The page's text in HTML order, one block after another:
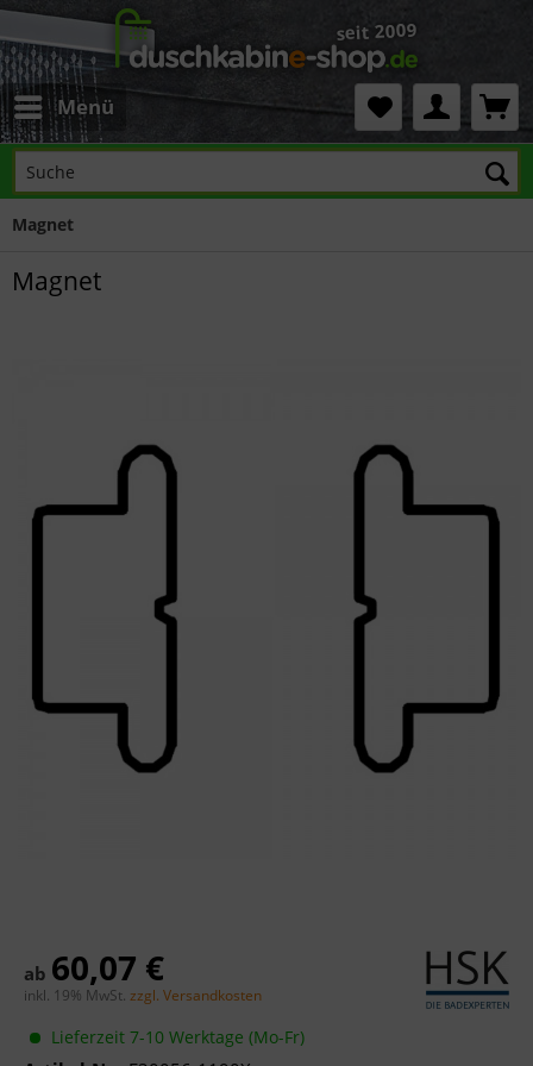
Menü
Magnet
Magnet
ab 60,07 €
inkl. 19% MwSt. zzgl. Versandkosten
Lieferzeit 7-10 Werktage (Mo-Fr)